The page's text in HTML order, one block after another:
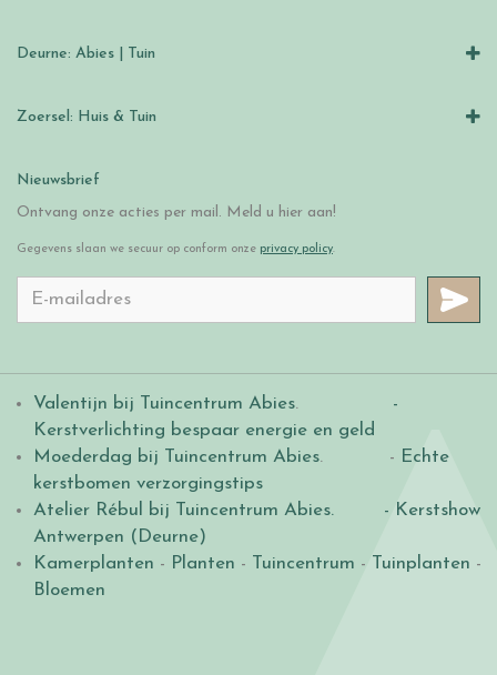
Deurne: Abies | Tuin
Zoersel: Huis & Tuin
Nieuwsbrief
Ontvang onze acties per mail. Meld u hier aan!
Gegevens slaan we secuur op conform onze privacy policy.
Valentijn bij Tuincentrum Abies.
-
Kerstverlichting bespaar energie en geld
Moederdag bij Tuincentrum Abies. - Echte
kerstbomen verzorgingstips
Atelier Rébul bij Tuincentrum Abies.
- Kerstshow
Antwerpen (Deurne)
Kamerplanten - Planten - Tuincentrum - Tuinplanten -
Bloemen